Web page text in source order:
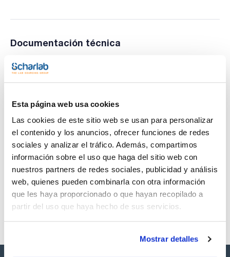
Esta página web usa cookies
Las cookies de este sitio web se usan para personalizar
el contenido y los anuncios, ofrecer funciones de redes
sociales y analizar el tráfico. Además, compartimos
información sobre el uso que haga del sitio web con
nuestros partners de redes sociales, publicidad y análisis
web, quienes pueden combinarla con otra información
que les haya proporcionado o que hayan recopilado a
partir del uso que haya hecho de sus servicios.
Mostrar detalles
Documentación técnica
TDS / Ficha técnica
Regístrate para
Regístrate para
descargas
productos marca Scharlau habitualmente en stock,
listos para una entrega inmediata.